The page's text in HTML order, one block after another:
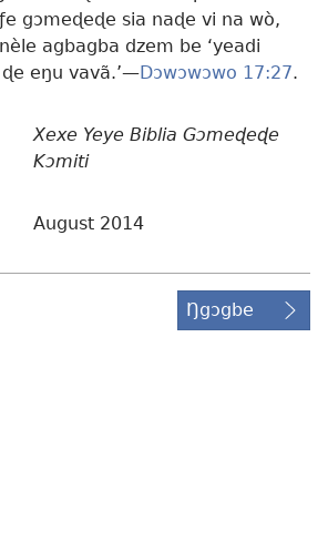
gɔmeɖeɖe sia naɖe vi na wò,
agbagba dzem be ‘yeadi
eŋu vavã.’—Dɔwɔwɔwo 17:27.
Xexe Yeye Biblia Gɔmeɖeɖe
Kɔmiti
August 2014
Ŋgɔgbe